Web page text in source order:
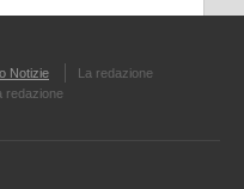
Notizie
La redazione
redazione